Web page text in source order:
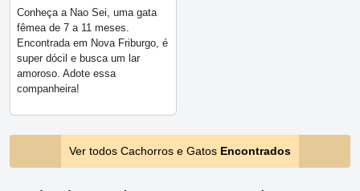
Conheça a Nao Sei, uma gata
fêmea de 7 a 11 meses.
Encontrada em Nova Friburgo, é
super dócil e busca um lar
amoroso. Adote essa
companheira!
Ver todos Cachorros e Gatos Encontrados